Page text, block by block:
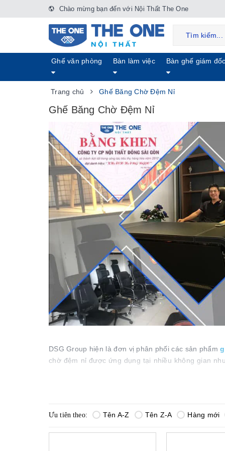
Chào mừng bạn đến với Nội Thất The One
Ghế văn phòng Bàn làm việc Bàn ghế giám đốc
Trang chủ Ghế Băng Chờ Đệm Nỉ
Ghế Băng Chờ Đệm Nỉ
DSG Group hiện là đơn vị phân phối các sản phẩm
chờ đệm nỉ được ứng dụng tại nhiều không gian
6 ưu điểm vượt trội tạo thương hiệu ghế
Ưu tiên theo: Tên A-Z Tên Z-A Hàng mới